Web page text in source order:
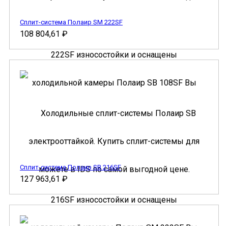
Сплит-система Полаир SM 222SF
108 804,61 ₽
Сплит-система Полаир SB 216SF
127 963,61 ₽